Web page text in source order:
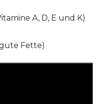
A, D, E und K)
Fette)